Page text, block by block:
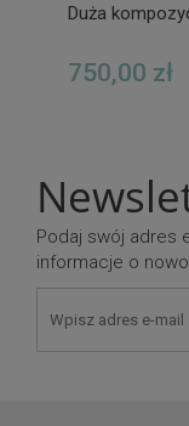
Duża
750,00 zł
Podaj swój adres
informacje o